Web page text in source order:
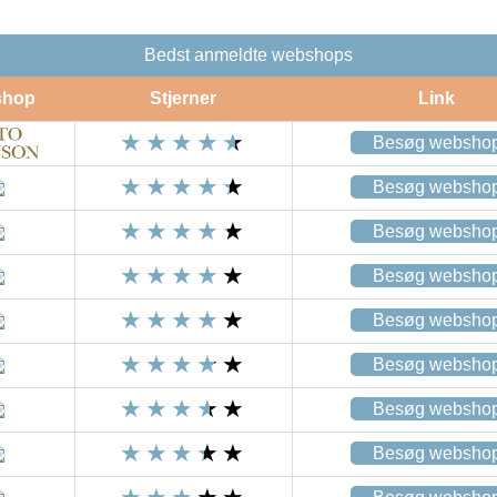
Bedst anmeldte webshops
Stjerner Link
Besøg
Besøg
Besøg
Besøg
Besøg
Besøg
Besøg
Besøg